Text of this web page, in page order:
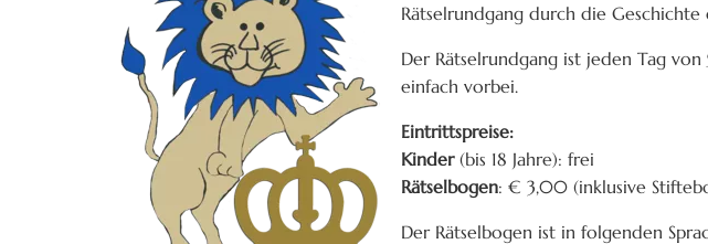
Rätselrundgang durch die
Der Rätselrundgang ist jeden Tag
einfach vorbei.
Eintrittspreise:
Kinder(bis 18 Jahre): frei
Rätselbogen: € 3,00 (inklusive
Der Rätselbogen ist in folgenden